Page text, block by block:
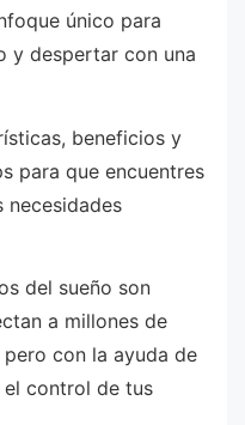
único para
y despertar con una
beneficios y
para que encuentres
necesidades
del sueño son
a millones de
con la ayuda de
control de tus